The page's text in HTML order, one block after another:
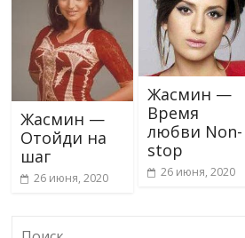
Жасмин —
Отойди на
шаг
26 июня, 2020
Жасмин —
Время
любви Non-
stop
26 июня, 2020